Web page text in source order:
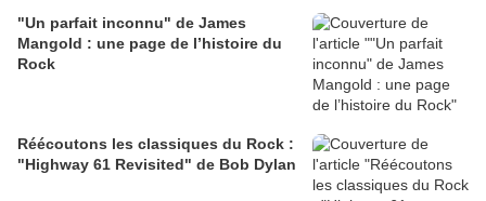
"Un parfait inconnu" de James
Mangold : une page de l’histoire du
Rock
Réécoutons les classiques du Rock :
"Highway 61 Revisited" de Bob Dylan